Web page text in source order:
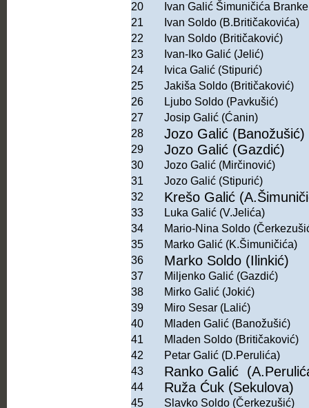
20
Ivan Galić Šimuničića Branke
21
Ivan Soldo (B.Britičakovića)
22
Ivan Soldo (Britičaković)
23
Ivan-Iko Galić (Jelić)
24
Ivica Galić (Stipurić)
25
Jakiša Soldo (Britičaković)
26
Ljubo Soldo (Pavkušić)
27
Josip Galić (Ćanin)
28
Jozo Galić (Banožušić)
29 Jozo Galić (Gazdić)
30
Jozo Galić (Mirčinović)
31
Jozo Galić (Stipurić)
32
Krešo Galić
33
Luka Galić (V.Jelića)
34
Mario-Nina Soldo
35
Marko Galić (K.Šimuničića)
36
Marko Soldo (Ilinkić)
37
Miljenko Galić (Gazdić)
38
Mirko Galić (Jokić)
39
Miro Sesar (Lalić)
40
Mladen Galić (Banožušić)
41
Mladen Soldo (Britičaković)
42
Petar Galić (D.Perulića)
43
Ranko Galić
44 Ruža Ćuk (Sekulova)
45
Slavko Soldo (Čerkezušić)